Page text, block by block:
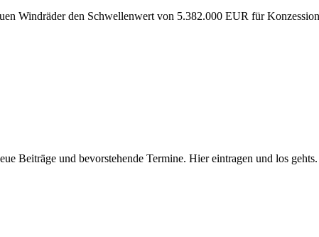
Windräder den Schwellenwert von 5.382.000 EUR für
Beiträge und bevorstehende Termine. Hier eintragen und los gehts.